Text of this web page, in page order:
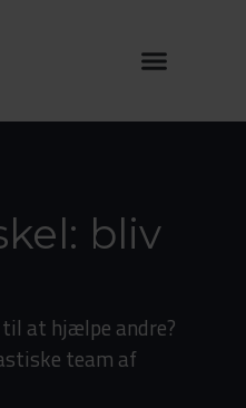
bliv
at hjælpe andre?
team af